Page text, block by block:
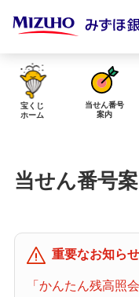
みずほ
当せん金の受取方法
購入した宝くじの
「代金が引き落としされな
す。
宝くじ
ホーム
当せん番号
案内
当せん番号
重要なお知らせ
「かんたん残高照